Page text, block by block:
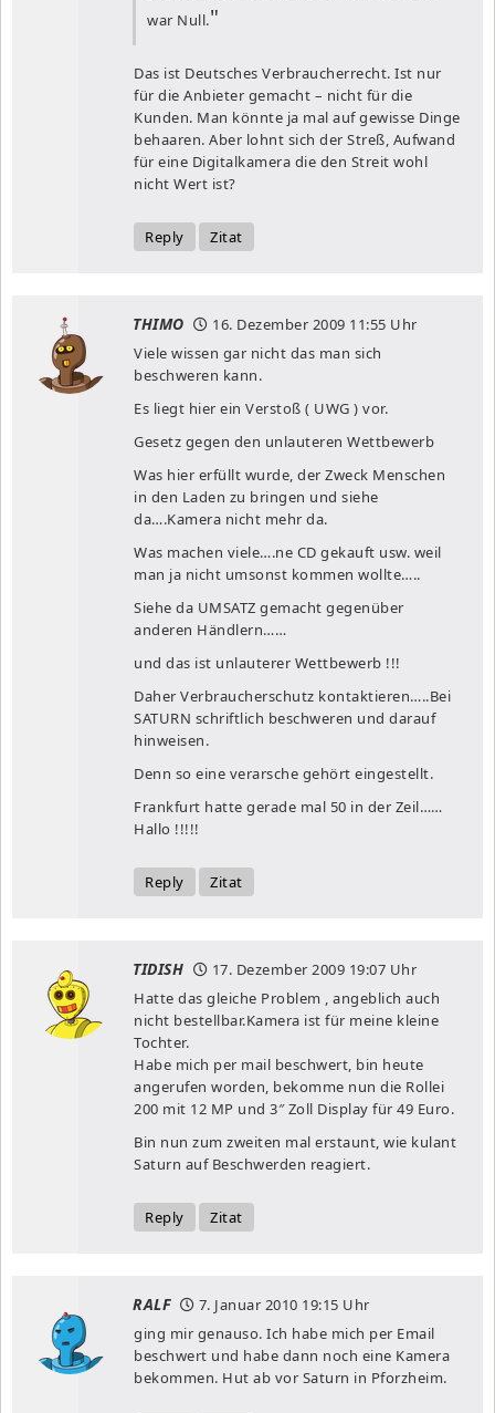
war Null.
Das ist Deutsches Verbraucherrecht. Ist nur
für die Anbieter gemacht – nicht für die
Kunden. Man könnte ja mal auf gewisse Dinge
behaaren. Aber lohnt sich der Streß, Aufwand
für eine Digitalkamera die den Streit wohl
nicht Wert ist?
Reply Zitat
THIMO 16. Dezember 2009 11:55 Uhr
Viele wissen gar nicht das man sich
beschweren kann.
Es liegt hier ein Verstoß ( UWG ) vor.
Gesetz gegen den unlauteren Wettbewerb
Was hier erfüllt wurde, der Zweck Menschen
in den Laden zu bringen und siehe
da….Kamera nicht mehr da.
Was machen viele….ne CD gekauft usw. weil
man ja nicht umsonst kommen wollte…..
Siehe da UMSATZ gemacht gegenüber
anderen Händlern……
und das ist unlauterer Wettbewerb !!!
Daher Verbraucherschutz kontaktieren…..Bei
SATURN schriftlich beschweren und darauf
hinweisen.
Denn so eine verarsche gehört eingestellt.
Frankfurt hatte gerade mal 50 in der Zeil……
Hallo !!!!!
Reply Zitat
TIDISH 17. Dezember 2009 19:07 Uhr
Hatte das gleiche Problem , angeblich auch
nicht bestellbar.Kamera ist für meine kleine
Tochter.
Habe mich per mail beschwert, bin heute
angerufen worden, bekomme nun die Rollei
200 mit 12 MP und 3″ Zoll Display für 49 Euro.
Bin nun zum zweiten mal erstaunt, wie kulant
Saturn auf Beschwerden reagiert.
Reply Zitat
RALF 7. Januar 2010 19:15 Uhr
ging mir genauso. Ich habe mich per Email
beschwert und habe dann noch eine Kamera
bekommen. Hut ab vor Saturn in Pforzheim.